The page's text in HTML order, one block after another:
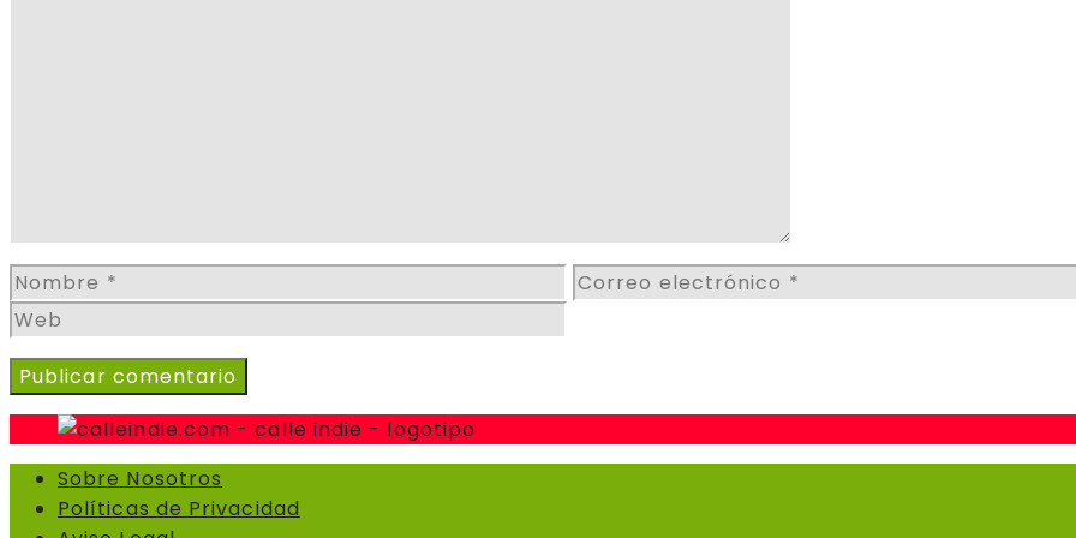
Nombre
Correo
electrónico
Sobre Nosotros
Políticas de Privacidad